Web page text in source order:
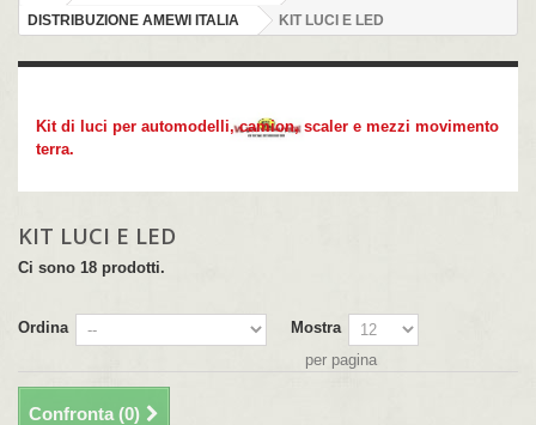
DISTRIBUZIONE AMEWI ITALIA
KIT LUCI E LED
Kit di luci per automodelli, camion, scaler e mezzi movimento
terra.
KIT LUCI E LED
Ci sono 18 prodotti.
Ordina
Mostra
per pagina
Confronta (0)